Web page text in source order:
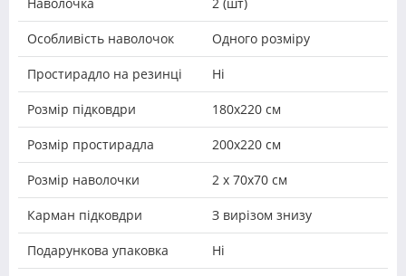
Особливість наволочок Одного розміру
Простирадло на резинці Ні
Розмір підковдри 180х220 см
Розмір простирадла 200х220 см
Розмір наволочки 2 х 70х70 см
Карман підковдри З вирізом знизу
Подарункова упаковка Ні